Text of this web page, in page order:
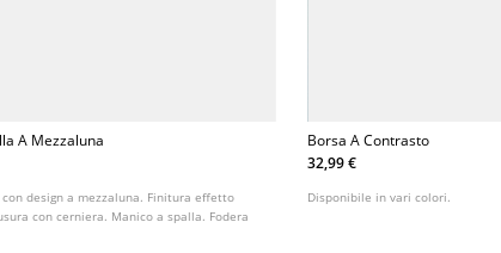
A Mezzaluna
con design a mezzaluna. Finitura effetto
con cerniera. Manico a spalla. Fodera
Borsa A Contrasto
32,99 €
Disponibile in vari colori.